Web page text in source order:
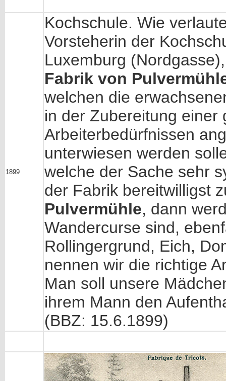
1899
Kochschule. Wie
Vorsteherin der
Luxemburg
Fabrik von
welchen die
in der Zubereitung einer
Arbeiterbedürfnissen
unterwiesen werden
welche der Sache sehr
der Fabrik bereitwilligst
Pulvermühle, dann
Wandercurse sind,
Rollingergrund, Eich,
nennen wir die richtige
Man soll unsere
ihrem Mann den
(BBZ: 15.6.1899)